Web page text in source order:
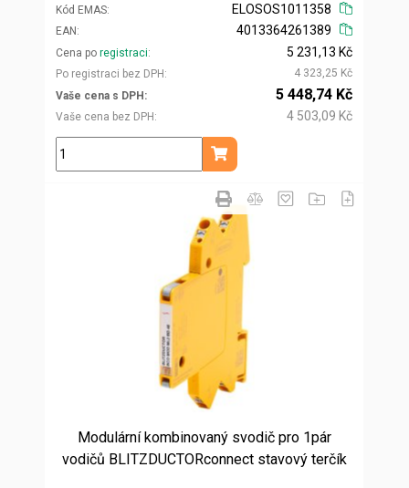
Kód EMAS
EAN
ELOSOS1011358
4013364261389
Cena po registraci
Po registraci bez DPH
5 231,13 Kč
4 323,25 Kč
Vaše cena s DPH
Vaše cena bez DPH
5 448,74 Kč
4 503,09 Kč
ks
Přidat do košíku
Modulární kombinovaný svodič pro 1pár
vodičů BLITZDUCTORconnect stavový terčík